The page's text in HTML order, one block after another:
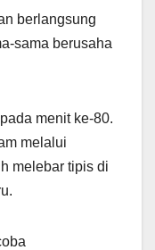
berlangsung
sama berusaha
menit ke-80.
melalui
melebar tipis di